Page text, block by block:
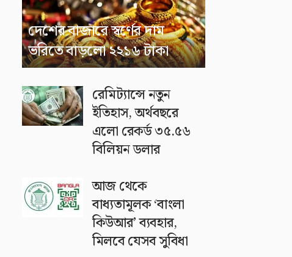
দেশের বাজারে স্বর্ণের দাম
ভরিতে বাড়লো ২২১৬ টাকা
রেমিট্যান্সে নতুন
ইতিহাস, অর্থবছরে
এলো রেকর্ড ৩৫.৫৬
বিলিয়ন ডলার
আজ থেকে
বাধ্যতামূলক ‘বাংলা
কিউআর’ ব্যবহার,
মিলবে যেসব সুবিধা